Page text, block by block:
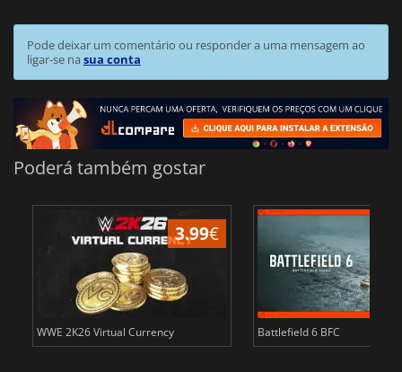
Pode deixar um comentário ou responder a uma mensagem ao
ligar-se nasua conta
Poderá também gostar
3.99€
WWE 2K26 Virtual Currency Battlefield 6 BFC